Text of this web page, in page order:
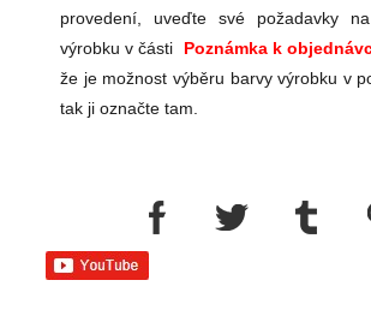
provedení, uveďte své požadavky
výrobku v části Poznámka k
že je možnost výběru barvy výrobku v
tak ji označte tam.